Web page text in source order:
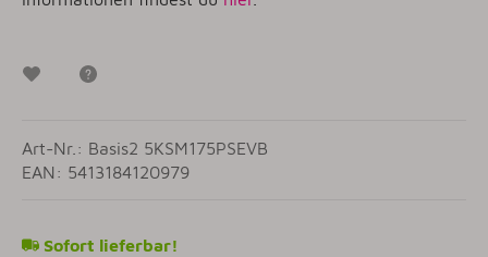
Art-Nr.: Basis2 5KSM175PSEVB
EAN: 5413184120979
Sofort lieferbar!
Wunschzettel